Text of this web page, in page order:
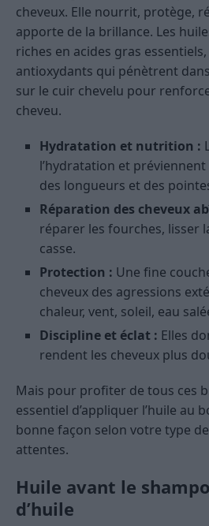
cheveux. Elle nourrit, protège,
apporte de la brillance. Les
riches en acides gras
antioxydants qui pénètrent
sur le cuir chevelu pour
cheveu.
Hydratation et nutrition :
l’hydratation et
des longueurs et des
Réparation des cheveux
réparer les fourches, lisser
casse.
Protection : Une fine
cheveux des agressions
chaleur, vent, soleil, eau
Discipline et éclat : Elles
rendent les cheveux plus
Mais pour profiter de tous ces
essentiel d’appliquer l’huile au
bonne façon selon votre type
attentes.
Huile avant le
d’huile